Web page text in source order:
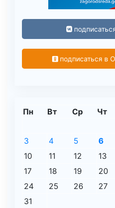
подписаться в
Пн Вт Ср Чт
3
4 5 6
10
11 12 13
17
18 19 20
24
25 26 27
31